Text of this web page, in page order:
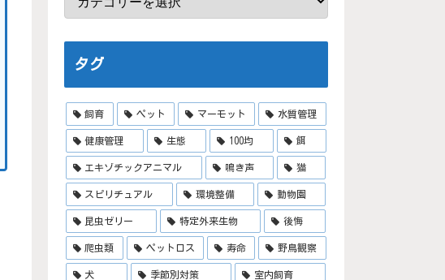
タグ
飼育 ペット マーモット 水質管理
健康管理 生態 100均 餌
エキゾチックアニマル 鳴き声 猫
スピリチュアル 環境整備 動物園
昆虫ゼリー 特定外来生物 後悔
爬虫類 ペットロス 寿命 野鳥観察
犬 季節別対策 室内飼育